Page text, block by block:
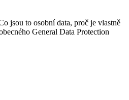
jsou to osobní data, proč je vlastně
General Data Protection